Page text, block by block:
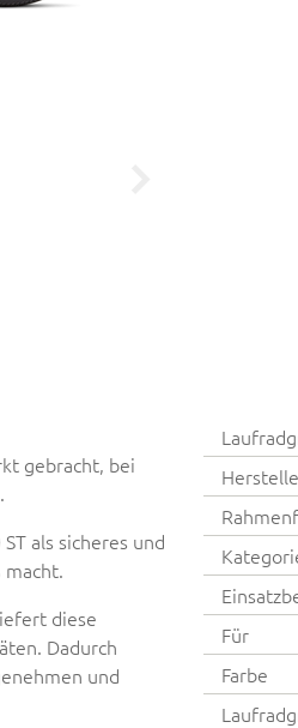
gebracht, bei
als sicheres und
diese
Dadurch
und
Für
Farbe